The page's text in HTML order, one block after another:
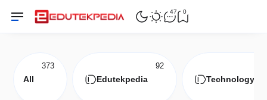
47 0
All
373
Edutekpedia
92
Technology